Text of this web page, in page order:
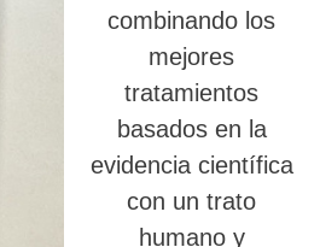
combinando los
mejores
tratamientos
basados en la
evidencia científica
con un trato
humano y